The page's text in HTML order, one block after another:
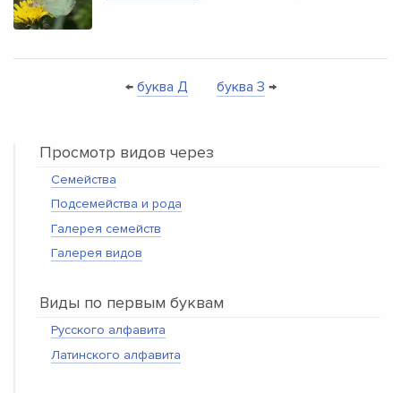
← буква Д буква З →
Просмотр видов через
Семейства
Подсемейства и рода
Галерея семейств
Галерея видов
Виды по первым буквам
Русского алфавита
Латинского алфавита